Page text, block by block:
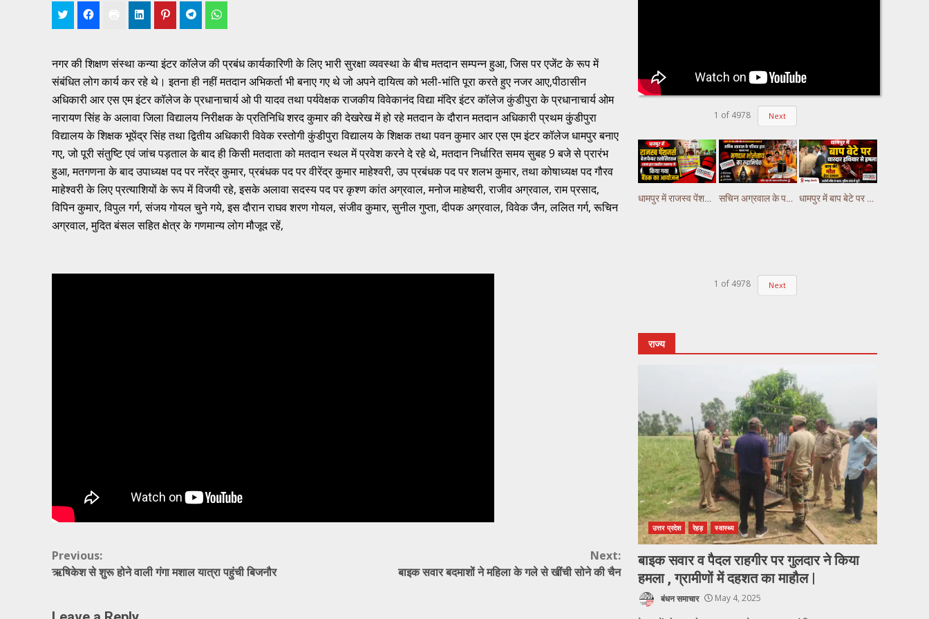
नगर की शिक्षण संस्था कन्या इंटर कॉलेज की प्रबंध कार्यकारिणी के लिए भारी सुरक्षा व्यवस्था के बीच मतदान सम्पन्न हुआ, जिस पर एजेंट के रूप में
संबंधित लोग कार्य कर रहे थे। इतना ही नहीं मतदान अभिकर्ता भी बनाए गए थे जो अपने दायित्व को भली-भांति पूरा करते हुए नजर आए,पीठासीन
अधिकारी आर एस एम इंटर कॉलेज के प्रधानाचार्य ओ पी यादव तथा पर्यवेक्षक राजकीय विवेकानंद विद्या मंदिर इंटर कॉलेज कुंडीपुरा के प्रधानाचार्य ओम
नारायण सिंह के अलावा जिला विद्यालय निरीक्षक के प्रतिनिधि शरद कुमार की देखरेख में हो रहे मतदान के दौरान मतदान अधिकारी प्रथम कु़ंडीपुरा
विद्यालय के शिक्षक भूपेंद्र सिंह तथा द्वितीय अधिकारी विवेक रस्तोगी कुंडीपुरा विद्यालय के शिक्षक तथा पवन कुमार आर एस एम इंटर कॉलेज धामपुर बनाए
गए, जो पूरी संतुष्टि एवं जांच पड़ताल के बाद ही किसी मतदाता को मतदान स्थल में प्रवेश करने दे रहे थे, मतदान निर्धारित समय सुबह 9 बजे से प्रारंभ
हुआ, मतगणना के बाद उपाध्यक्ष पद पर नरेंद्र कुमार, प्रबंधक पद पर वीरेंद्र कुमार माहेश्वरी, उप प्रबंधक पद पर शलभ कुमार, तथा कोषाध्यक्ष पद गौरव
माहेश्वरी के लिए प्रत्याशियों के रूप में विजयी रहे, इसके अलावा सदस्य पद पर कृश्ण कांत अग्रवाल, मनोज माहेष्वरी, राजीव अग्रवाल, राम प्रसाद,
विपिन कुमार, विपुल गर्ग, संजय गोयल चुने गये, इस दौरान राघव शरण गोयल, संजीव कुमार, सुनील गुप्ता, दीपक अग्रवाल, विवेक जैन, ललित गर्ग, रूचिन
अग्रवाल, मुदित बंसल सहित क्षेत्र के गणमान्य लोग मौजूद रहें,
Continue
Reading
Previous:
ऋषिकेश से शुरू होने वाली गंगा मशाल यात्रा पहुंची बिजनौर
Next:
बाइक सवार बदमाशों ने महिला के गले से खींची सोने की चैन
1 of 4978 Next
धामपुर में राजस्व पेंशनर्स वेलफेयर एसोसिएशन शाखा द्धारा तहसील सभागार में किया गया वैठक का आयोजन सचिन अग्रवाल के परिवार द्वारा कराया गया भगवान भोलेनाथ का रुद्राभिषेक धामपुर में बाप बेटे पर धारदार हथियार से हमला, बाप की मौत बेटा घायल
1 of 4978 Next
राज्य
उत्तर प्रदेश रेहड़ स्वास्थ्य
बाइक सवार व पैदल राहगीर पर गुलदार ने किया
हमला , ग्रामीणों में दहशत का माहौल |
बंधन समाचार May 4, 2025